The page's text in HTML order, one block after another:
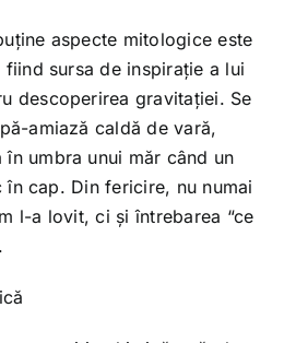
aspecte mitologice este
sursa de inspiraţie a lui
descoperirea gravitaţiei. Se
amiază caldă de vară,
în umbra unui măr când un
cap. Din fericire, nu numai
l-a lovit, ci şi întrebarea “ce